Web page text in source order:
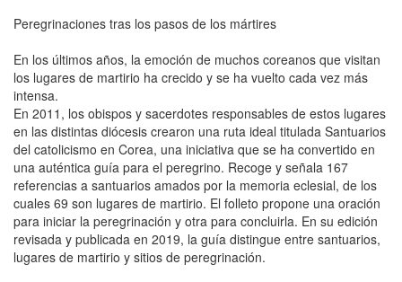
Peregrinaciones tras los pasos de los mártires
En los últimos años, la emoción de muchos coreanos que visitan
los lugares de martirio ha crecido y se ha vuelto cada vez más
intensa.
En 2011, los obispos y sacerdotes responsables de estos lugares
en las distintas diócesis crearon una ruta ideal titulada Santuarios
del catolicismo en Corea, una iniciativa que se ha convertido en
una auténtica guía para el peregrino. Recoge y señala 167
referencias a santuarios amados por la memoria eclesial, de los
cuales 69 son lugares de martirio. El folleto propone una oración
para iniciar la peregrinación y otra para concluirla. En su edición
revisada y publicada en 2019, la guía distingue entre santuarios,
lugares de martirio y sitios de peregrinación.